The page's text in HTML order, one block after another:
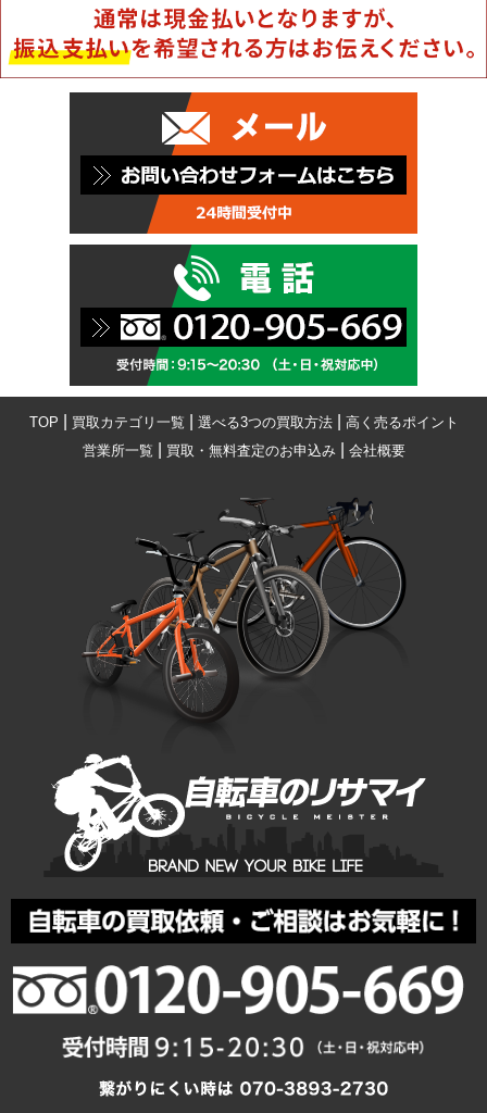
TOP 買取カテゴリ一覧 選べる3つの買取方法| 高く売るポイント
営業所一覧
買取・無料査定のお申込み| 会社概要